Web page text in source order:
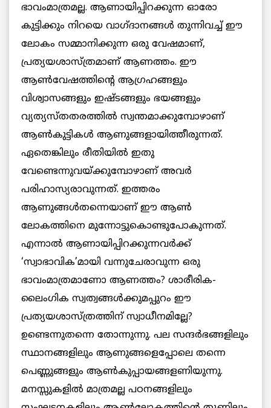
ഭാവംമാത്രമല്ല. ആണായിപ്പിറക്കുന്ന ഓരോ
കുട്ടിക്കും നിറയെ വാഗ്ദാനങ്ങള്‍ തുന്നിവച്ച് ഈ
ലോകം സമ്മാനിക്കുന്ന ഒരു വേഷമാണ്,
പ്രത്യയശാസ്ത്രമാണ് ആണത്തം. ഈ
ആണ്‍വേഷത്തിന്റെ ആഗ്രഹങ്ങളും
വിശ്വാസങ്ങളും ഇഷ്ടങ്ങളും ഭയങ്ങളും
വ്യത്യസ്തതരത്തില്‍ സ്വന്തമാക്കുമ്പോഴാണ്
ആണ്‍കുട്ടികള്‍ ആണുങ്ങളായിത്തീരുന്നത്.
ഏതെങ്കിലും രീതിയില്‍ ഇതു
വേണ്ടെന്നുവയ്ക്കുമ്പോഴാണ് അവര്‍
പരിഹാസ്യരാവുന്നത്. ഇത്തരം
ആണുങ്ങള്‍തന്നെയാണ് ഈ ആണ്‍
ലോകത്തിനെ മുന്നോട്ടുകൊണ്ടുപോകുന്നത്.
എന്നാല്‍ ആണായിപ്പിറക്കുന്നവര്‍ക്ക്
‘സ്വാഭാവിക’മായി വന്നുചേരാവുന്ന ഒരു
ഭാവംമാത്രമാണോ ആണത്തം? ശാരീരിക-
ലൈംഗിക സ്വത്വങ്ങള്‍ക്കുമപ്പുറം ഈ
പ്രത്യയശാസ്ത്രത്തിന് സ്വാധീനമില്ലേ?
ഉണ്ടെന്നുതന്നെ തോന്നുന്നു. പല സന്ദര്‍ഭങ്ങളിലും
സ്ഥാനങ്ങളിലും ആണുങ്ങളെപ്പോലെ തന്നെ
പെണ്ണുങ്ങളും ആണ്‍കുപ്പായങ്ങളണിയുന്നു.
മനസ്സുകളില്‍ മാത്രമല്ല പഠനങ്ങളിലും